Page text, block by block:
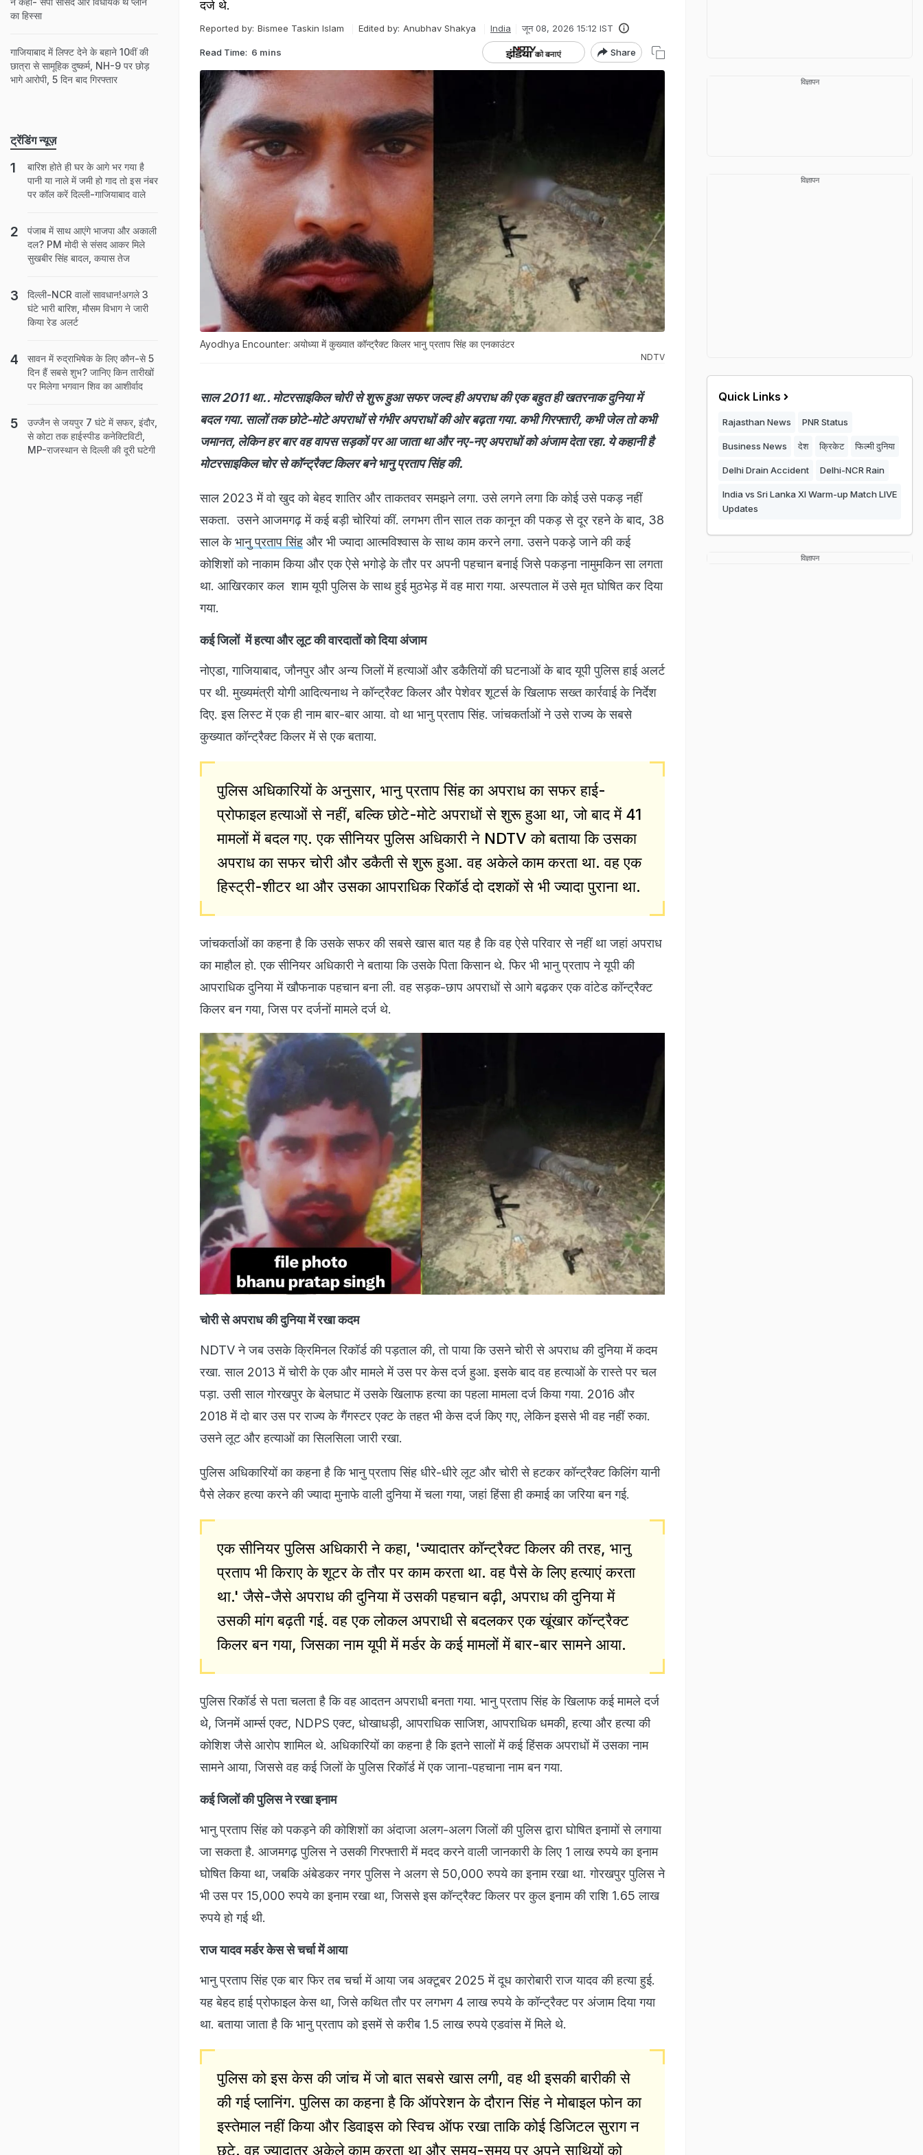
दर्ज थे.
Reported by: Bismee Taskin Islam Edited by: Anubhav Shakya India जून 08, 2026 15:12 IST
Read Time: 6 mins Share
Ayodhya Encounter: अयोध्या में कुख्यात कॉन्ट्रैक्ट किलर भानु प्रताप सिंह का एनकाउंटर
NDTV
साल 2011 था.. मोटरसाइकिल चोरी से शुरू हुआ सफर जल्द ही अपराध की एक बहुत ही खतरनाक दुनिया में
बदल गया. सालों तक छोटे-मोटे अपराधों से गंभीर अपराधों की ओर बढ़ता गया. कभी गिरफ्तारी, कभी जेल तो कभी
जमानत, लेकिन हर बार वह वापस सड़कों पर आ जाता था और नए-नए अपराधों को अंजाम देता रहा. ये कहानी है
मोटरसाइकिल चोर से कॉन्ट्रैक्ट किलर बने भानु प्रताप सिंह की.
साल 2023 में वो खुद को बेहद शातिर और ताकतवर समझने लगा. उसे लगने लगा कि कोई उसे पकड़ नहीं
सकता. उसने आजमगढ़ में कई बड़ी चोरियां कीं. लगभग तीन साल तक कानून की पकड़ से दूर रहने के बाद, 38
साल केभानु प्रताप सिंह और भी ज्यादा आत्मविश्वास के साथ काम करने लगा. उसने पकड़े जाने की कई
कोशिशों को नाकाम किया और एक ऐसे भगोड़े के तौर पर अपनी पहचान बनाई जिसे पकड़ना नामुमकिन सा लगता
था. आखिरकार कल शाम यूपी पुलिस के साथ हुई मुठभेड़ में वह मारा गया. अस्पताल में उसे मृत घोषित कर दिया
गया.
कई जिलों में हत्या और लूट की वारदातों को दिया अंजाम
नोएडा, गाजियाबाद, जौनपुर और अन्य जिलों में हत्याओं और डकैतियों की घटनाओं के बाद यूपी पुलिस हाई अलर्ट
पर थी. मुख्यमंत्री योगी आदित्यनाथ ने कॉन्ट्रैक्ट किलर और पेशेवर शूटर्स के खिलाफ सख्त कार्रवाई के निर्देश
दिए. इस लिस्ट में एक ही नाम बार-बार आया. वो था भानु प्रताप सिंह. जांचकर्ताओं ने उसे राज्य के सबसे
कुख्यात कॉन्ट्रैक्ट किलर में से एक बताया.
पुलिस अधिकारियों के अनुसार, भानु प्रताप सिंह का अपराध का सफर हाई-
प्रोफाइल हत्याओं से नहीं, बल्कि छोटे-मोटे अपराधों से शुरू हुआ था, जो बाद में 41
मामलों में बदल गए. एक सीनियर पुलिस अधिकारी ने NDTV को बताया कि उसका
अपराध का सफर चोरी और डकैती से शुरू हुआ. वह अकेले काम करता था. वह एक
हिस्ट्री-शीटर ​​था और उसका आपराधिक रिकॉर्ड दो दशकों से भी ज्यादा पुराना था.
जांचकर्ताओं का कहना है कि उसके सफर की सबसे खास बात यह है कि वह ऐसे परिवार से नहीं था जहां अपराध
का माहौल हो. एक सीनियर अधिकारी ने बताया कि उसके पिता किसान थे. फिर भी भानु प्रताप ने यूपी की
आपराधिक दुनिया में खौफनाक पहचान बना ली. वह सड़क-छाप अपराधों से आगे बढ़कर एक वांटेड कॉन्ट्रैक्ट
किलर बन गया, जिस पर दर्जनों मामले दर्ज थे.
चोरी से अपराध की दुनिया में रखा कदम
NDTV ने जब उसके क्रिमिनल रिकॉर्ड की पड़ताल की, तो पाया कि उसने चोरी से अपराध की दुनिया में कदम
रखा. साल 2013 में चोरी के एक और मामले में उस पर केस दर्ज हुआ. इसके बाद वह हत्याओं के रास्ते पर चल
पड़ा. उसी साल गोरखपुर के बेलघाट में उसके खिलाफ हत्या का पहला मामला दर्ज किया गया. 2016 और
2018 में दो बार उस पर राज्य के गैंगस्टर एक्ट के तहत भी केस दर्ज किए गए, लेकिन इससे भी वह नहीं रुका.
उसने लूट और हत्याओं का सिलसिला जारी रखा.
पुलिस अधिकारियों का कहना है कि भानु प्रताप सिंह धीरे-धीरे लूट और चोरी से हटकर कॉन्ट्रैक्ट किलिंग यानी
पैसे लेकर हत्या करने की ज्यादा मुनाफे वाली दुनिया में चला गया, जहां हिंसा ही कमाई का जरिया बन गई.
एक सीनियर पुलिस अधिकारी ने कहा, 'ज्यादातर कॉन्ट्रैक्ट किलर की तरह, भानु
प्रताप भी किराए के शूटर के तौर पर काम करता था. वह पैसे के लिए हत्याएं करता
था.' जैसे-जैसे अपराध की दुनिया में उसकी पहचान बढ़ी, अपराध की दुनिया में
उसकी मांग बढ़ती गई. वह एक लोकल अपराधी से बदलकर एक खूंखार कॉन्ट्रैक्ट
किलर बन गया, जिसका नाम यूपी में मर्डर के कई मामलों में बार-बार सामने आया.
पुलिस रिकॉर्ड से पता चलता है कि वह आदतन अपराधी बनता गया. भानु प्रताप सिंह के खिलाफ कई मामले दर्ज
थे, जिनमें आर्म्स एक्ट, NDPS एक्ट, धोखाधड़ी, आपराधिक साजिश, आपराधिक धमकी, हत्या और हत्या की
कोशिश जैसे आरोप शामिल थे. अधिकारियों का कहना है कि इतने सालों में कई हिंसक अपराधों में उसका नाम
सामने आया, जिससे वह कई जिलों के पुलिस रिकॉर्ड में एक जाना-पहचाना नाम बन गया.
कई जिलों की पुलिस ने रखा इनाम
भानु प्रताप सिंह को पकड़ने की कोशिशों का अंदाजा अलग-अलग जिलों की पुलिस द्वारा घोषित इनामों से लगाया
जा सकता है. आजमगढ़ पुलिस ने उसकी गिरफ्तारी में मदद करने वाली जानकारी के लिए 1 लाख रुपये का इनाम
घोषित किया था, जबकि अंबेडकर नगर पुलिस ने अलग से 50,000 रुपये का इनाम रखा था. गोरखपुर पुलिस ने
भी उस पर 15,000 रुपये का इनाम रखा था, जिससे इस कॉन्ट्रैक्ट किलर पर कुल इनाम की राशि 1.65 लाख
रुपये हो गई थी.
राज यादव मर्डर केस से चर्चा में आया
भानु प्रताप सिंह एक बार फिर तब चर्चा में आया जब अक्टूबर 2025 में दूध कारोबारी राज यादव की हत्या हुई.
यह बेहद हाई प्रोफाइल केस था, जिसे कथित तौर पर लगभग 4 लाख रुपये के कॉन्ट्रैक्ट पर अंजाम दिया गया
था. बताया जाता है कि भानु प्रताप को इसमें से करीब 1.5 लाख रुपये एडवांस में मिले थे.
पुलिस को इस केस की जांच में जो बात सबसे खास लगी, वह थी इसकी बारीकी से
की गई प्लानिंग. पुलिस का कहना है कि ऑपरेशन के दौरान सिंह ने मोबाइल फोन का
इस्तेमाल नहीं किया और डिवाइस को स्विच ऑफ रखा ताकि कोई डिजिटल सुराग न
छूटे. वह ज्यादातर अकेले काम करता था और समय-समय पर अपने साथियों को
का हिस्सा
गाजियाबाद में लिफ्ट देने के बहाने 10वीं की
छात्रा से सामूहिक दुष्कर्म, NH-9 पर छोड़
भागे आरोपी, 5 दिन बाद गिरफ्तार
ट्रेंडिंग न्यूज़
बारिश होते ही घर के आगे भर गया है
पानी या नाले में जमी हो गाद तो इस नंबर
पर कॉल करें दिल्‍ली-गाजियाबाद वाले
पंजाब में साथ आएंगे भाजपा और अकाली
दल? PM मोदी से संसद आकर मिले
सुखबीर सिंह बादल, कयास तेज
दिल्ली-NCR वालों सावधान!अगले 3
घंटे भारी बारिश, मौसम विभाग ने जारी
किया रेड अलर्ट
सावन में रुद्राभिषेक के लिए कौन-से 5
दिन हैं सबसे शुभ? जानिए किन तारीखों
पर मिलेगा भगवान श‍िव का आशीर्वाद
उज्जैन से जयपुर 7 घंटे में सफर, इंदौर,
से कोटा तक हाईस्पीड कनेक्टिविटी,
MP-राजस्थान से दिल्ली की दूरी घटेगी
विज्ञापन
विज्ञापन
Quick Links
Rajasthan News PNR Status
Business News देश क्रिकेट फिल्मी दुनिया
Delhi Drain Accident Delhi-NCR Rain
India vs Sri Lanka XI Warm-up Match LIVE
Updates
विज्ञापन